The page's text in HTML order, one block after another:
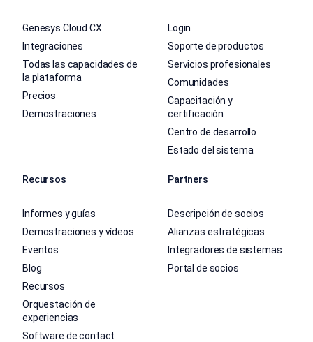
Genesys Cloud CX
Integraciones
Todas las capacidades de
la plataforma
Precios
Demostraciones
Login
Soporte de productos
Servicios profesionales
Comunidades
Capacitación y
certificación
Centro de desarrollo
Estado del sistema
Recursos
Informes y guías
Demostraciones y vídeos
Eventos
Blog
Recursos
Orquestación de
experiencias
Software de contact
Partners
Descripción de socios
Alianzas estratégicas
Integradores de sistemas
Portal de socios